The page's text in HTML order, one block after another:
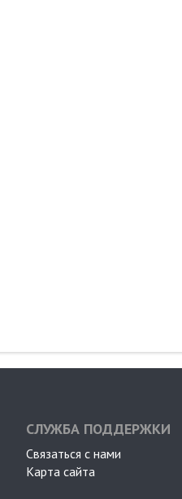
СЛУЖБА ПОДДЕРЖКИ
Связаться с нами
Карта сайта